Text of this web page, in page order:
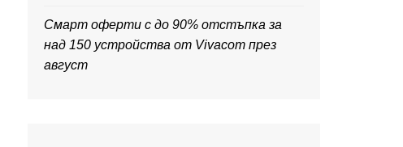
Смарт оферти с до 90% отстъпка за
над 150 устройства от Vivacom през
август